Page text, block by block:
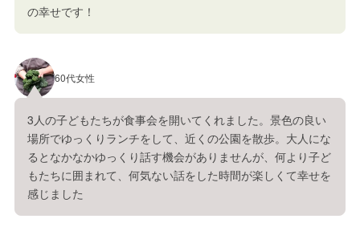
の幸せです！
60代女性
3人の子どもたちが食事会を開いてくれました。景色の良い
場所でゆっくりランチをして、近くの公園を散歩。大人にな
るとなかなかゆっくり話す機会がありませんが、何より子ど
もたちに囲まれて、何気ない話をした時間が楽しくて幸せを
感じました